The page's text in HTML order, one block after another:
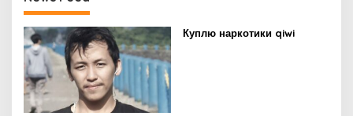
Куплю наркотики qiwi